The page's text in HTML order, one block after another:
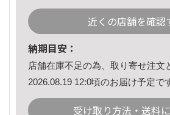
近くの店舗を確認
納期目安：
店舗在庫不足の為、取り寄せ注文
2026.08.19 12:0頃のお届け予定で
受け取り方法・送料